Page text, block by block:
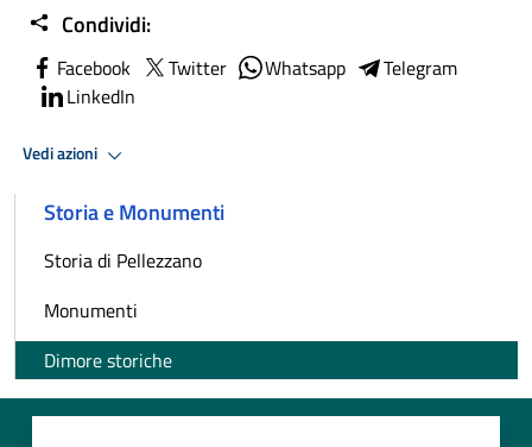
Condividi:
Facebook Twitter Whatsapp
Telegram
LinkedIn
Vedi azioni
Storia e Monumenti
Storia di Pellezzano
Monumenti
Dimore storiche